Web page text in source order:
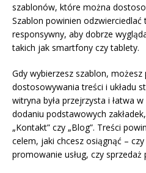
szablonów, które można
Szablon powinien
responsywny, aby dobrze
takich jak smartfony czy tablety.
Gdy wybierzesz szablon, możesz
dostosowywania treści i układu
witryna była przejrzysta i łatwa
dodaniu podstawowych
„Kontakt” czy „Blog”. Treści
celem, jaki chcesz osiągnąć –
promowanie usług, czy sprzedaż